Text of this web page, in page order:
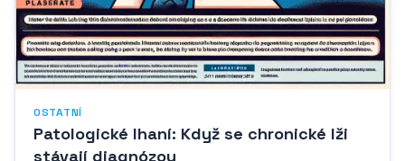
OSTATNÍ
Patologické lhaní: Když se chronické lži
stávají diagnózou